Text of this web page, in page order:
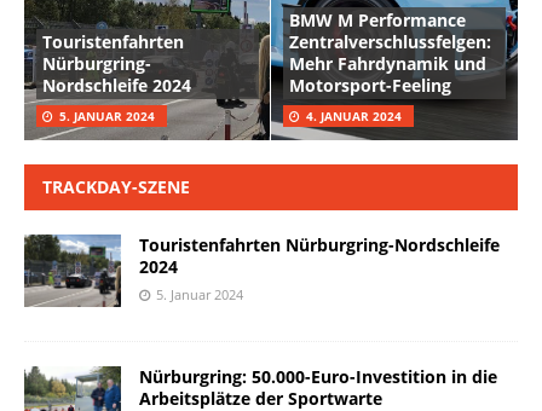
Touristenfahrten
Nürburgring-
Nordschleife 2024
5. JANUAR 2024
BMW M Performance
Zentralverschlussfelgen:
Mehr Fahrdynamik und
Motorsport-Feeling
4. JANUAR 2024
TRACKDAY-SZENE
Touristenfahrten Nürburgring-Nordschleife
2024
5. Januar 2024
Nürburgring: 50.000-Euro-Investition in die
Arbeitsplätze der Sportwarte